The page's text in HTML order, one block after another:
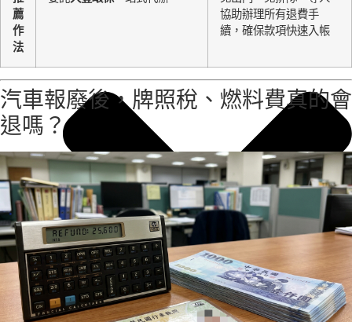
薦
作
法
協助辦理所有退費手
續，確保款項快速入帳
汽車報廢後，牌照稅、燃料費真的會
退嗎？